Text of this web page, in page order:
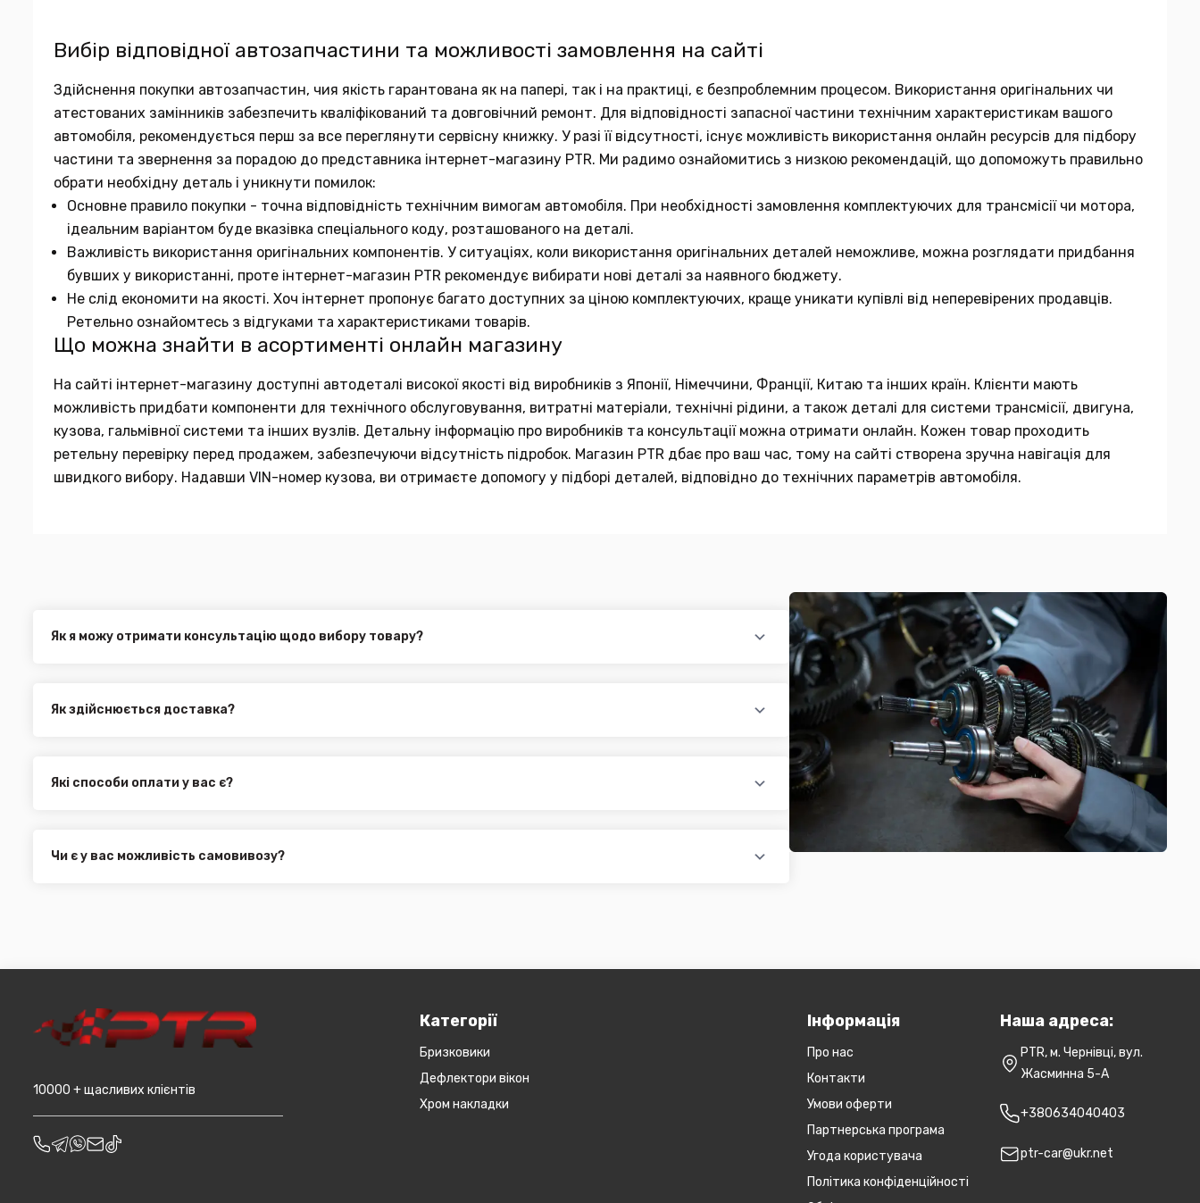
Вибір відповідної автозапчастини та можливості замовлення на сайті
Здійснення покупки автозапчастин, чия якість гарантована як на папері, так і на практиці, є безпроблемним процесом. Використання оригінальних чи
атестованих замінників забезпечить кваліфікований та довговічний ремонт. Для відповідності запасної частини технічним характеристикам вашого
автомобіля, рекомендується перш за все переглянути сервісну книжку. У разі її відсутності, існує можливість використання онлайн ресурсів для підбору
частини та звернення за порадою до представника інтернет-магазину PTR. Ми радимо ознайомитись з низкою рекомендацій, що допоможуть правильно
обрати необхідну деталь і уникнути помилок:
Основне правило покупки - точна відповідність технічним вимогам автомобіля. При необхідності замовлення комплектуючих для трансмісії чи мотора,
ідеальним варіантом буде вказівка спеціального коду, розташованого на деталі.
Важливість використання оригінальних компонентів. У ситуаціях, коли використання оригінальних деталей неможливе, можна розглядати придбання
бувших у використанні, проте інтернет-магазин PTR рекомендує вибирати нові деталі за наявного бюджету.
Не слід економити на якості. Хоч інтернет пропонує багато доступних за ціною комплектуючих, краще уникати купівлі від неперевірених продавців.
Ретельно ознайомтесь з відгуками та характеристиками товарів.
Що можна знайти в асортименті онлайн магазину
На сайті інтернет-магазину доступні автодеталі високої якості від виробників з Японії, Німеччини, Франції, Китаю та інших країн. Клієнти мають
можливість придбати компоненти для технічного обслуговування, витратні матеріали, технічні рідини, а також деталі для системи трансмісії, двигуна,
кузова, гальмівної системи та інших вузлів. Детальну інформацію про виробників та консультації можна отримати онлайн. Кожен товар проходить
ретельну перевірку перед продажем, забезпечуючи відсутність підробок. Магазин PTR дбає про ваш час, тому на сайті створена зручна навігація для
швидкого вибору. Надавши VIN-номер кузова, ви отримаєте допомогу у підборі деталей, відповідно до технічних параметрів автомобіля.
Як я можу отримати консультацію щодо вибору товару?
Як здійснюється доставка?
Нова Пошта (термін доставки 1 - 3 дні)
Укр. Пошта (термін доставки 1 - 3 дні за повною передоплатою) для великогабаритного товару
машин, наприклад бампера і спідниці і т.д.).
Які способи оплати у вас є?
Чи є у вас можливість самовивозу?
10000 + щасливих клієнтів
Категорії
Бризковики
Дефлектори вікон
Хром накладки
Інформація
Про нас
Контакти
Умови оферти
Партнерська програма
Угода користувача
Політика конфіденційності
Наша адреса:
PTR, м. Чернівці, вул.
Жасминна 5-А
+380634040403
ptr-car@ukr.net